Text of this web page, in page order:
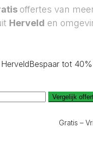
offertes van
Herveld en
Bespaar tot 40%
Vergelijk
Gratis –